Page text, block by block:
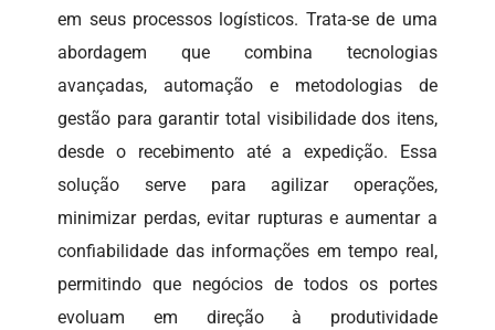
em seus processos logísticos. Trata-se de uma
abordagem que combina tecnologias
avançadas, automação e metodologias de
gestão para garantir total visibilidade dos itens,
desde o recebimento até a expedição. Essa
solução serve para agilizar operações,
minimizar perdas, evitar rupturas e aumentar a
confiabilidade das informações em tempo real,
permitindo que negócios de todos os portes
evoluam em direção à produtividade